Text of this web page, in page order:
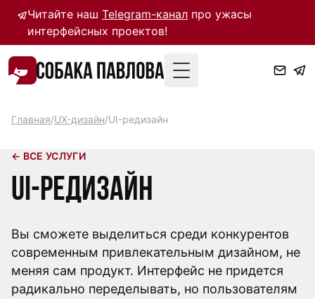
Читайте нашTelegram-канал про ужасы
интерфейсных проектов!
Toggle Menu
Главная/UX-дизайн/UI-редизайн
← ВСЕ УСЛУГИ
UI-редизайн
Вы сможете выделиться среди конкурентов
современным привлекательным дизайном, не
меняя сам продукт. Интерфейс не придется
радикально переделывать, но пользователям